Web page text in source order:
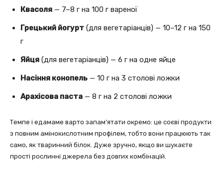
Квасоля — 7–8 г на 100 г вареної
Грецький йогурт (для вегетаріанців) — 10–12 г на 150
г
Яйця (для вегетаріанців) — 6 г на одне яйце
Насіння конопель — 10 г на 3 столові ложки
Арахісова паста — 8 г на 2 столові ложки
Темпе і едамаме варто запам’ятати окремо: це соєві продукти
з повним амінокислотним профілем, тобто вони працюють так
само, як тваринний білок. Дуже зручно, якщо ви шукаєте
прості рослинні джерела без довгих комбінацій.